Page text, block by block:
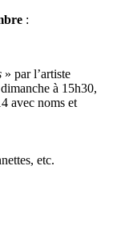
:
» par l’artiste
à 15h30,
avec noms et
etc.